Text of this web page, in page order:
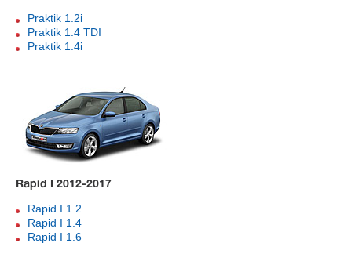
Praktik 1.2i
Praktik 1.4 TDI
Praktik 1.4i
Rapid I 2012-2017
Rapid I 1.2
Rapid I 1.4
Rapid I 1.6